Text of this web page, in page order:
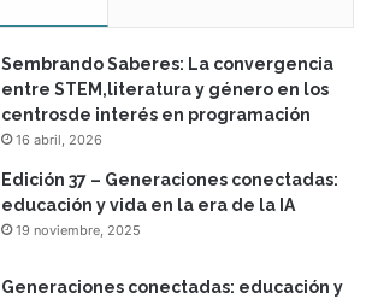
Sembrando Saberes: La convergencia
entre STEM,literatura y género en los
centrosde interés en programación
16 abril, 2026
Edición 37 – Generaciones conectadas:
educación y vida en la era de la IA
19 noviembre, 2025
Generaciones conectadas: educación y